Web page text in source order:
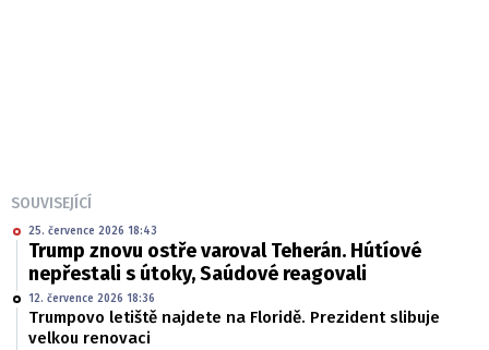
SOUVISEJÍCÍ
25. července 2026 18:43
Trump znovu ostře varoval Teherán. Hútíové
nepřestali s útoky, Saúdové reagovali
12. července 2026 18:36
Trumpovo letiště najdete na Floridě. Prezident slibuje
velkou renovaci